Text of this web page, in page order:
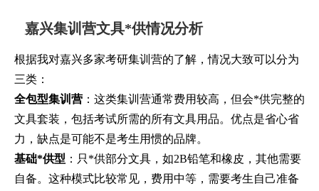
嘉兴集训营文具*供情况分析
根据我对嘉兴多家考研集训营的了解，情况大致可以分为
三类：
全包型集训营 ：这类集训营通常费用较高，但会*供完整的
文具套装，包括考试所需的所有文具用品。优点是省心省
力，缺点是可能不是考生用惯的品牌。
基础*供型 ：只*供部分文具，如2B铅笔和橡皮，其他需要
自备。这种模式比较常见，费用中等，需要考生自己准备